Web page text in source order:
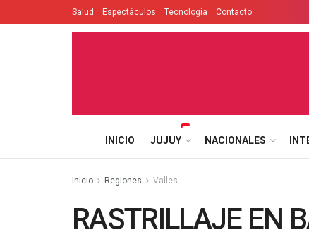
Salud Espectáculos Tecnología Contacto
INICIO JUJUY NACIONALES
Inicio Regiones Valles
RASTRILLAJE EN